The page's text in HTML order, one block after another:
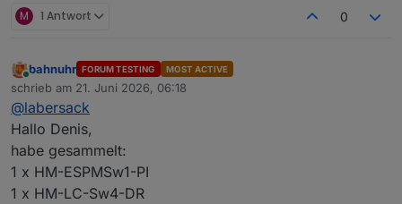
M 1 Antwort 0
Online
bahnuhr FORUM TESTING MOST ACTIVE
schrieb am 21. Juni 2026, 06:18
zuletzt editiert von
@labersack
Hallo Denis,
habe gesammelt:
1 x HM-ESPMSw1-PI
1 x HM-LC-Sw4-DR